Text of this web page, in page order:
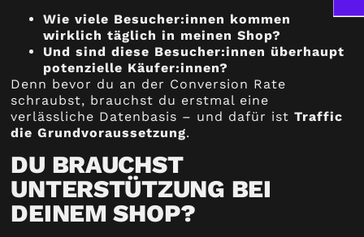
Wie viele Besucher:innen kommen
wirklich täglich in meinen Shop?
Und sind diese Besucher:innen überhaupt
potenzielle Käufer:innen?
Denn bevor du an der Conversion Rate
schraubst, brauchst du erstmal eine
verlässliche Datenbasis – und dafür istTraffic
die Grundvoraussetzung.
DU BRAUCHST
UNTERSTÜTZUNG BEI
DEINEM SHOP?